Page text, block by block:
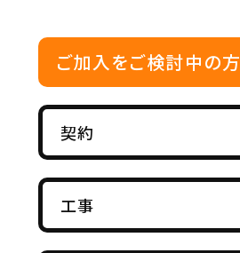
ご加入をご検討中の方
契約
工事